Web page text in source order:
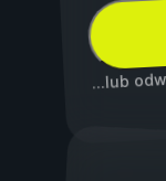
...lub